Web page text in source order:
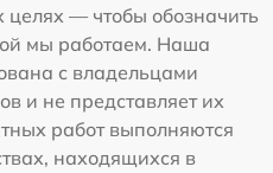
— чтобы обозначить
мы работаем. Наша
с владельцами
и не представляет их
работ выполняются
находящихся в